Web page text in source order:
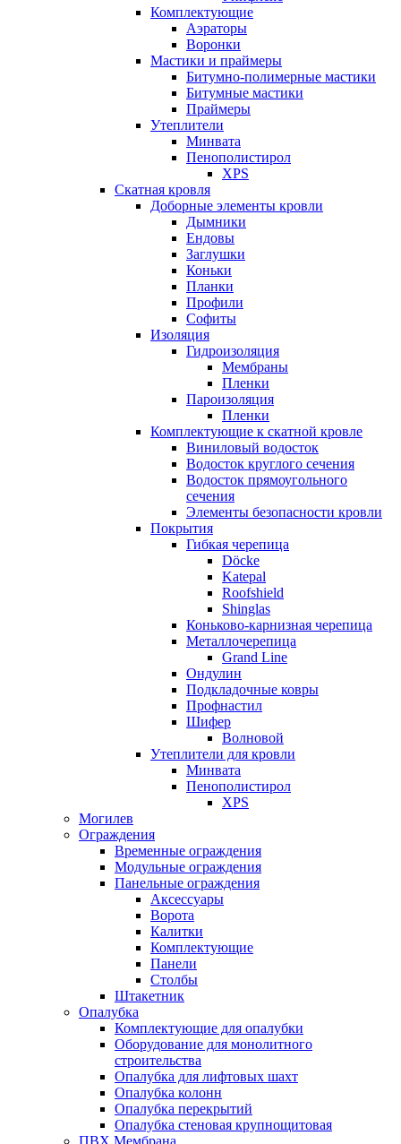
Комплектующие
Аэраторы
Воронки
Мастики и праймеры
Битумно-полимерные мастики
Битумные мастики
Праймеры
Утеплители
Минвата
Пенополистирол
XPS
Скатная кровля
Доборные элементы кровли
Дымники
Ендовы
Заглушки
Коньки
Планки
Профили
Софиты
Изоляция
Гидроизоляция
Мембраны
Пленки
Пароизоляция
Пленки
Комплектующие к скатной кровле
Виниловый водосток
Водосток круглого сечения
Водосток прямоугольного
сечения
Элементы безопасности кровли
Покрытия
Гибкая черепица
Döcke
Katepal
Roofshield
Shinglas
Коньково-карнизная черепица
Металлочерепица
Grand Line
Ондулин
Подкладочные ковры
Профнастил
Шифер
Волновой
Утеплители для кровли
Минвата
Пенополистирол
XPS
Могилев
Ограждения
Временные ограждения
Модульные ограждения
Панельные ограждения
Аксессуары
Ворота
Калитки
Комплектующие
Панели
Столбы
Штакетник
Опалубка
Комплектующие для опалубки
Оборудование для монолитного
строительства
Опалубка для лифтовых шахт
Опалубка колонн
Опалубка перекрытий
Опалубка стеновая крупнощитовая